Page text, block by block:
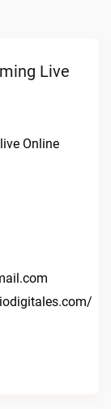
Live
Online